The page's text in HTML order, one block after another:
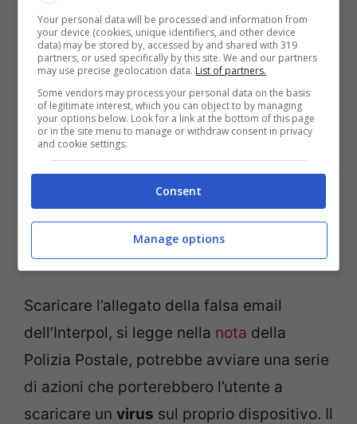
(Pexels)
Scaricare l’allegato della falsa email
dell’Interpol, si legge nella nota della
Polizia Postale, potrebbe avviare una serie
di azioni che porterebbero l’utente a
scaricare un virus sul proprio dispositivo. Il
Your personal data will be processed and information from
your device (cookies, unique identifiers, and other device
data) may be stored by, accessed by and shared with 319
partners, or used specifically by this site. We and our partners
may use precise geolocation data. List of partners.
Some vendors may process your personal data on the basis
of legitimate interest, which you can object to by managing
your options below. Look for a link at the bottom of this page
or in the site menu to manage or withdraw consent in privacy
and cookie settings.
Consent
Manage options